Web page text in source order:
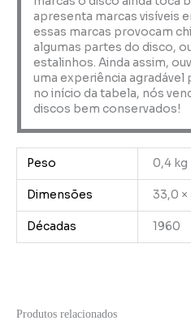
apresenta marcas visíveis
essas marcas provocam
algumas partes do disco,
estalinhos. Ainda assim,
uma experiência
no início da tabela, nós
discos bem conservados!
Peso 0,4 kg
Dimensões 33,0 ×
Décadas 1960
Produtos relacionados